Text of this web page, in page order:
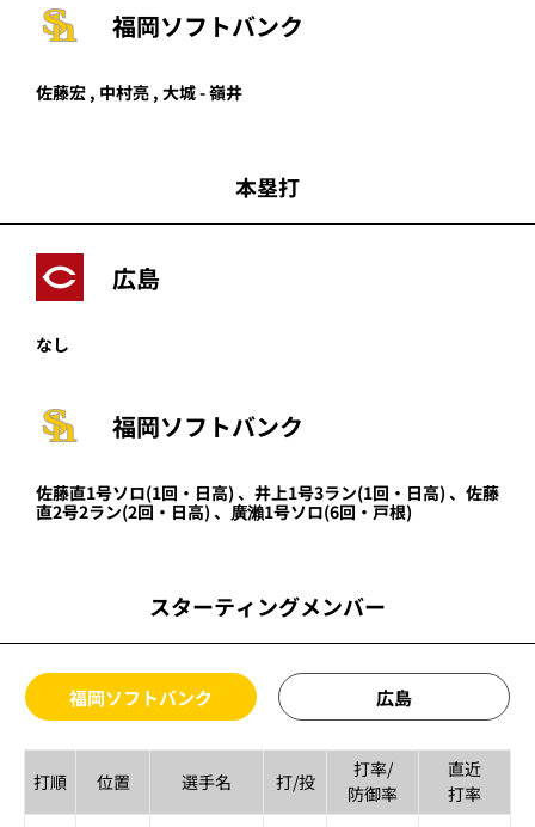
福岡ソフトバンク
佐藤宏 , 中村亮 , 大城-嶺井
本塁打
広島
なし
福岡ソフトバンク
佐藤直1号ソロ(1回・ 日高) 、 井上1号3ラン(1回・ 日高) 、 佐藤
直2号2ラン(2回・ 日高) 、 廣瀨1号ソロ(6回・ 戸根)
スターティングメンバー
福岡ソフトバンク 広島
打順 位置 選手名 打/投
打率/
防御率
直近
打率